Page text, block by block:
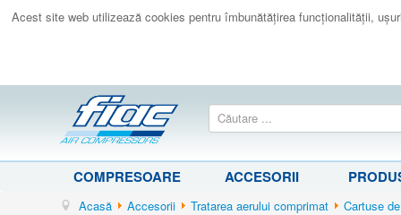
Acest site web utilizează cookies pentru îmbunătăţirea funcţionalităţii,
COMPRESOARE ACCESORII
Acasă Accesorii Tratarea aerului comprimat Cartuse